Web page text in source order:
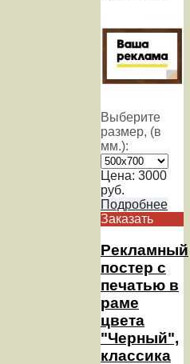
Выберите
размер, (в
мм.):
Цена: 3000
руб.
Подробнее
Заказать
Рекламный
постер с
печатью в
раме
цвета
"Черный",
классика